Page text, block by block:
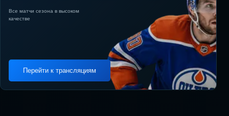
Все матчи сезона в высоком
качестве
Перейти к трансляциям